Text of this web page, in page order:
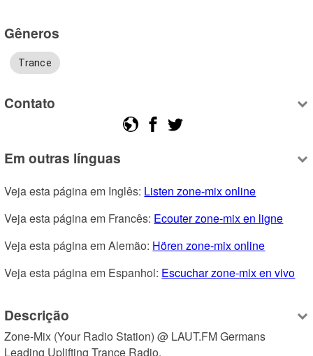
Gêneros
Trance
Contato
Em outras línguas
Veja esta página em Inglês: Listen zone-mix online
Veja esta página em Francês: Ecouter zone-mix en ligne
Veja esta página em Alemão: Hören zone-mix online
Veja esta página em Espanhol: Escuchar zone-mix en vivo
Descrição
Zone-Mix (Your Radio Station) @ LAUT.FM Germans
Leading Uplifting Trance Radio.